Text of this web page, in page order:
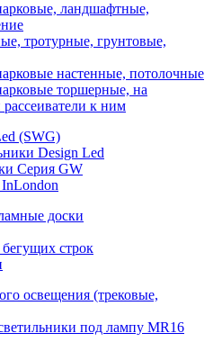
ландшафтные,
тротурные, грунтовые,
настенные, потолочные
торшерные, на
к ним
(SWG)
Design Led
Серия GW
доски
строк
освещения (трековые,
под лампу MR16